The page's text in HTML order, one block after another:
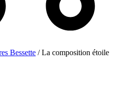
Bessette / La composition étoile